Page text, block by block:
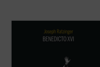
repasa los problemas de la Iglesia
contemporánea, dando una visión plena de
Giuliano Vigini que reconstruye los años ...